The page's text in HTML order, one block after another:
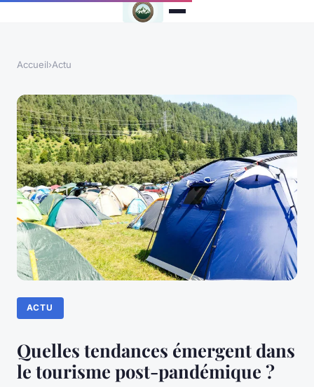
Accueil›Actu
ACTU
Quelles tendances émergent dans
le tourisme post-pandémique ?